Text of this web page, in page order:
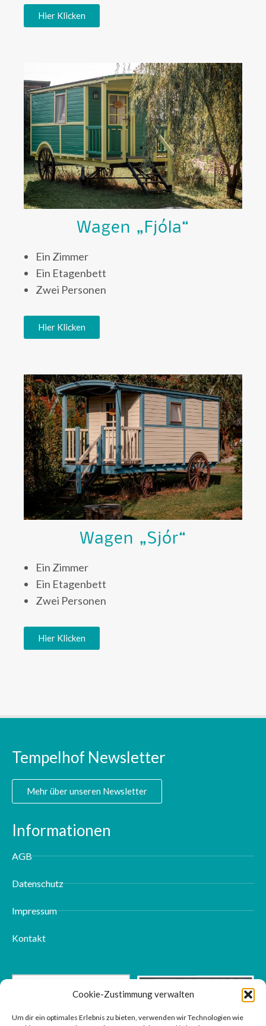
Cookie-Zustimmung verwalten
Um dir ein optimales Erlebnis zu bieten, verwenden wir Technologien wie
Hier Klicken
Wagen „Fjóla“
Ein Zimmer
Ein Etagenbett
Zwei Personen
Hier Klicken
Wagen „Sjór“
Ein Zimmer
Ein Etagenbett
Zwei Personen
Hier Klicken
Tempelhof Newsletter
Mehr über unseren Newsletter
Informationen
AGB
Datenschutz
Impressum
Kontakt